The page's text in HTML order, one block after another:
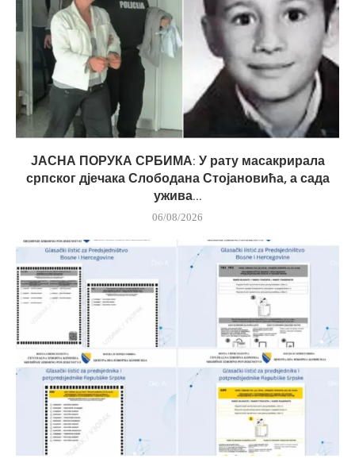
ЈАСНА ПОРУКА СРБИМА: У рату масакрирала
српског дјечака Слободана Стојановића, а сада
ужива...
06/08/2026